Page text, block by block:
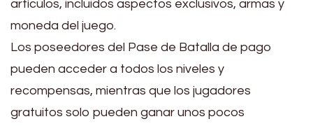
artículos, incluidos aspectos exclusivos, armas y
moneda del juego.
Los poseedores del Pase de Batalla de pago
pueden acceder a todos los niveles y
recompensas, mientras que los jugadores
gratuitos solo pueden ganar unos pocos